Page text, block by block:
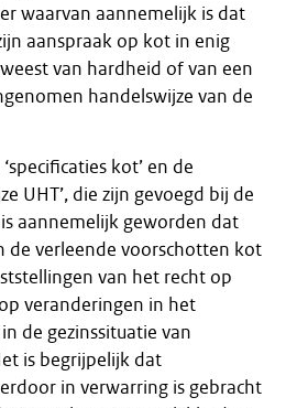
waarvan aannemelijk is dat
aanspraak op kot in enig
van hardheid of van een
handelswijze van de
kot’ en de
UHT’, die zijn gevoegd bij de
aannemelijk geworden dat
de verleende voorschotten kot
van het recht op
veranderingen in het
de gezinssituatie van
is begrijpelijk dat
in verwarring is gebracht